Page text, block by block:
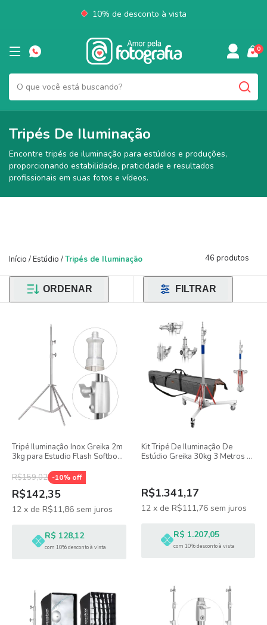
10% de desconto à vista
0
Tripés De Iluminação
Encontre tripés de iluminação para estúdios e produções,
proporcionando estabilidade, praticidade e resultados
profissionais em suas fotos e vídeos.
Início /Estúdio /Tripés de Iluminação 46 produtos
ORDENAR FILTRAR
Tripé Iluminação Inox Greika 2m
3kg para Estudio Flash Softbox
R$159,02 -10% off
R$142,35
12 x de R$11,86 sem juros
R$ 128,12
com 10% desconto à vista
Kit Tripé De Iluminação De
Estúdio Greika 30kg 3 Metros +
R$1.341,17
12 x de R$111,76 sem juros
R$ 1.207,05
com 10% desconto à vista